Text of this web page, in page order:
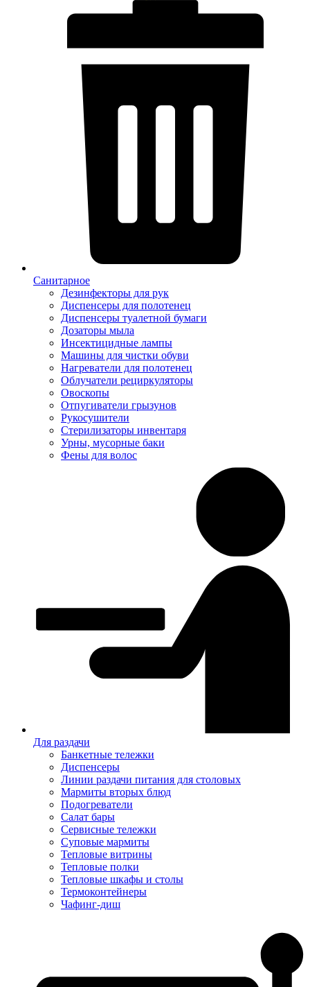
Санитарное
Дезинфекторы для рук
Диспенсеры для полотенец
Диспенсеры туалетной бумаги
Дозаторы мыла
Инсектицидные лампы
Машины для чистки обуви
Нагреватели для полотенец
Облучатели рециркуляторы
Овоскопы
Отпугиватели грызунов
Рукосушители
Стерилизаторы инвентаря
Урны, мусорные баки
Фены для волос
Для раздачи
Банкетные тележки
Диспенсеры
Линии раздачи питания для столовых
Мармиты вторых блюд
Подогреватели
Салат бары
Сервисные тележки
Суповые мармиты
Тепловые витрины
Тепловые полки
Тепловые шкафы и столы
Термоконтейнеры
Чафинг-диш